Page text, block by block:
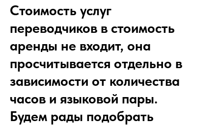
Стоимость услуг
переводчиков в стоимость
аренды не входит, она
просчитывается отдельно в
зависимости от количества
часов и языковой пары.
Будем рады подобрать